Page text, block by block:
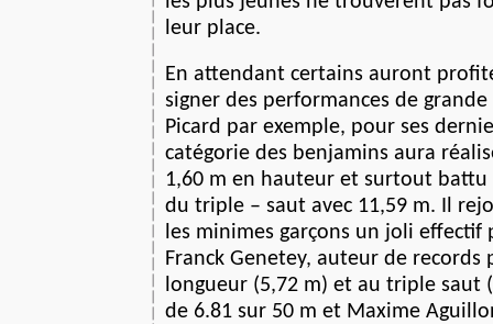
leur place.
En attendant certains auront
signer des performances de
Picard par exemple, pour ses
catégorie des benjamins aura
1,60 m en hauteur et surtout
du triple – saut avec 11,59 m. Il
les minimes garçons un joli effectif
Franck Genetey, auteur de records
longueur (5,72 m) et au triple saut
de 6.81 sur 50 m et Maxime